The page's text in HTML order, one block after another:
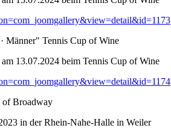
Männer" Tennis Cup of Wine
13.07.2024 beim Tennis Cup of Wine
of Broadway
in der Rhein-Nahe-Halle in Weiler